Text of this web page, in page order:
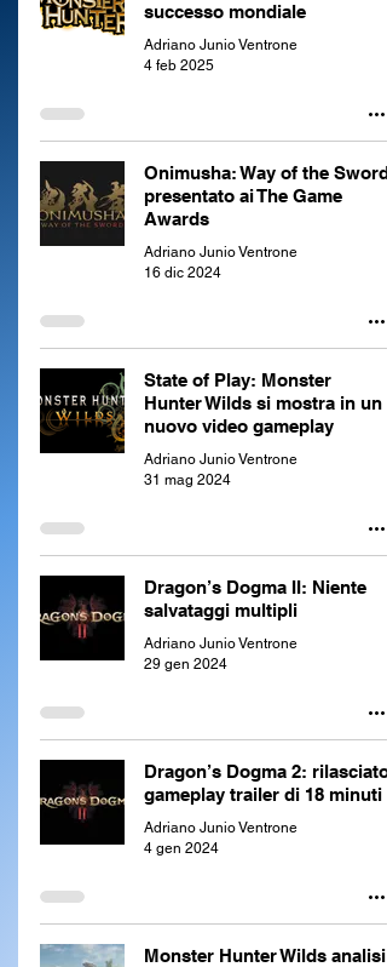
successo mondiale
Adriano Junio Ventrone
4 feb 2025
Onimusha: Way of the Sword
presentato ai The Game
Awards
Adriano Junio Ventrone
16 dic 2024
State of Play: Monster
Hunter Wilds si mostra in un
nuovo video gameplay
Adriano Junio Ventrone
31 mag 2024
Dragon’s Dogma II: Niente
salvataggi multipli
Adriano Junio Ventrone
29 gen 2024
Dragon’s Dogma 2: rilasciato
gameplay trailer di 18 minuti
Adriano Junio Ventrone
4 gen 2024
Monster Hunter Wilds analisi